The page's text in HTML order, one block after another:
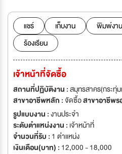
แชร์ เก็บงาน
พิมพ์งาน
ร้องเรียน
เจ้าหน้าที่จัดซื้อ
สถานที่ปฏิบัติงาน :สมุทรสาคร(กระทุ่
สาขาอาชีพหลัก :จัดซื้อสาขาอาชีพร
รูปแบบงาน :งานประจำ
ระดับตำแหน่งงาน : เจ้าหน้าที่
จำนวนที่รับ : 1 ตำแหน่ง
เงินเดือน(บาท) : 12,000 - 18,000